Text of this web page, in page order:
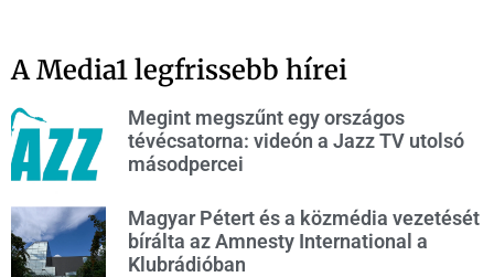
A Media1 legfrissebb hírei
Megint megszűnt egy országos
tévécsatorna: videón a Jazz TV utolsó
másodpercei
Magyar Pétert és a közmédia vezetését
bírálta az Amnesty International a
Klubrádióban